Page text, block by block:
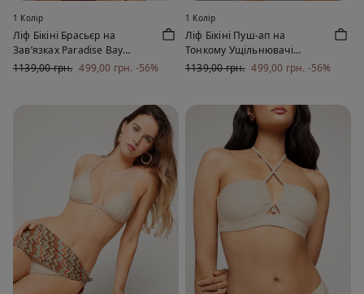
1 Колір
Ліф Бікіні Брасьєр на
Зав’язках Paradise Bay
Ромовий
1139,00 грн. 499,00 грн. -56%
1 Колір
Ліф Бікіні Пуш-ап на
Тонкому Ущільнювачі
Paradise Bay Білий
1139,00 грн. 499,00 грн. -56%